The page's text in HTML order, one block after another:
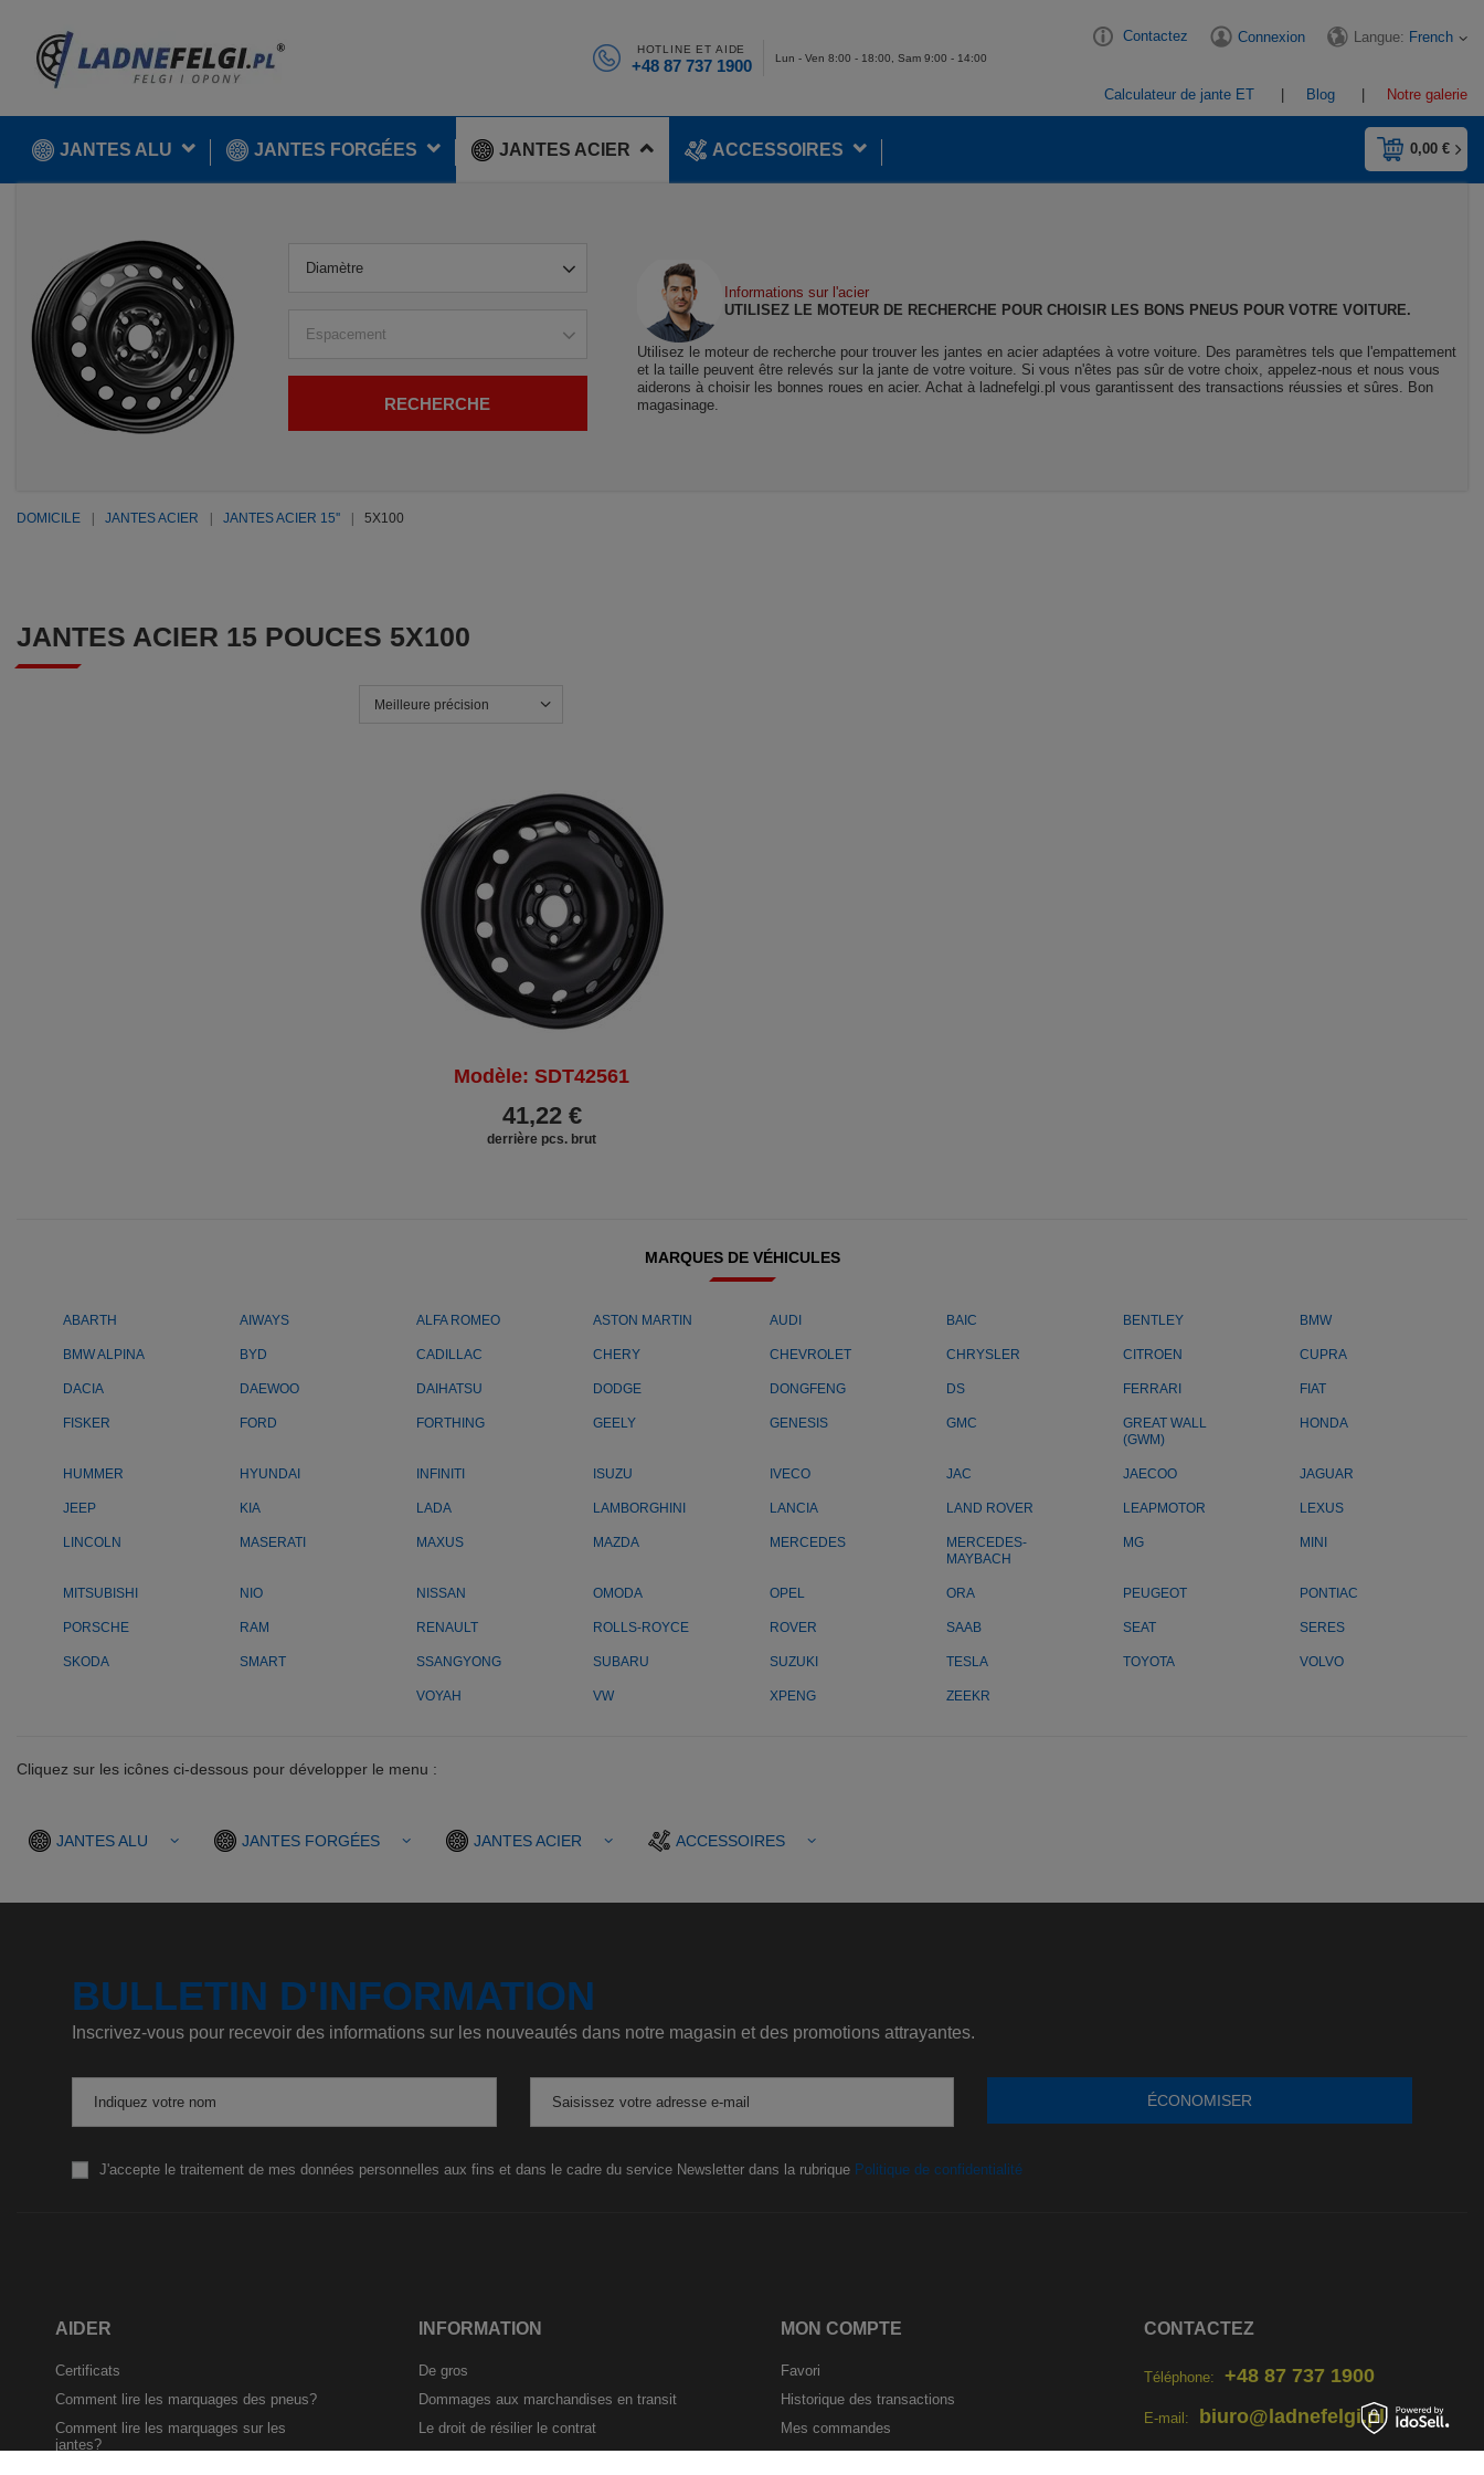
HOTLINE ET AIDE
+48 87 737 1900 Lun - Ven 8:00 - 18:00, Sam 9:00 - 14:00
Contactez Connexion Langue: French
Calculateur de jante ET Blog Notre galerie
0,00 €
JANTES ALU JANTES FORGÉES JANTES ACIER ACCESSOIRES
Diamètre
Espacement
RECHERCHE
Informations sur l'acier
UTILISEZ LE MOTEUR DE RECHERCHE POUR CHOISIR LES BONS PNEUS POUR VOTRE VOITURE.
Utilisez le moteur de recherche pour trouver les jantes en acier adaptées à votre voiture. Des paramètres tels que l'empattement
et la taille peuvent être relevés sur la jante de votre voiture. Si vous n'êtes pas sûr de votre choix, appelez-nous et nous vous
aiderons à choisir les bonnes roues en acier. Achat à ladnefelgi.pl vous garantissent des transactions réussies et sûres. Bon
magasinage.
DOMICILE JANTES ACIER JANTES ACIER 15'' 5X100
JANTES ACIER 15 POUCES 5X100
Meilleure précision
Modèle: SDT42561
41,22 €
derrière pcs. brut
MARQUES DE VÉHICULES
ABARTH AIWAYS ALFA ROMEO ASTON MARTIN AUDI BAIC BENTLEY BMW
BMW ALPINA BYD CADILLAC CHERY CHEVROLET CHRYSLER CITROEN CUPRA
DACIA DAEWOO DAIHATSU DODGE DONGFENG DS FERRARI FIAT
FISKER FORD FORTHING GEELY GENESIS GMC
GREAT WALL
(GWM)
HONDA
HUMMER HYUNDAI INFINITI ISUZU IVECO JAC JAECOO JAGUAR
JEEP KIA LADA LAMBORGHINI LANCIA LAND ROVER LEAPMOTOR LEXUS
LINCOLN MASERATI MAXUS MAZDA MERCEDES
MERCEDES-
MAYBACH
MG MINI
MITSUBISHI NIO NISSAN OMODA OPEL ORA PEUGEOT PONTIAC
PORSCHE RAM RENAULT ROLLS-ROYCE ROVER SAAB SEAT SERES
SKODA SMART SSANGYONG SUBARU SUZUKI TESLA TOYOTA VOLVO
VOYAH VW XPENG ZEEKR
Cliquez sur les icônes ci-dessous pour développer le menu :
JANTES ALU JANTES FORGÉES JANTES ACIER ACCESSOIRES
BULLETIN D'INFORMATION
Inscrivez-vous pour recevoir des informations sur les nouveautés dans notre magasin et des promotions attrayantes.
Indiquez votre nom Saisissez votre adresse e-mail
J'accepte le traitement de mes données personnelles aux fins et dans le cadre du service Newsletter dans la rubrique Politique de confidentialité
ÉCONOMISER
AIDER
Certificats
Comment lire les marquages des pneus?
Comment lire les marquages ​​sur les
jantes?
INFORMATION
De gros
Dommages aux marchandises en transit
Le droit de résilier le contrat
MON COMPTE
Favori
Historique des transactions
Mes commandes
CONTACTEZ
Téléphone: +48 87 737 1900
E-mail: biuro@ladnefelgi.pl